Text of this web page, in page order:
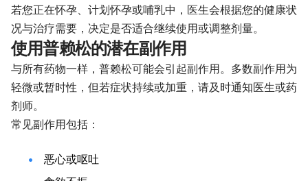
若您正在怀孕、计划怀孕或哺乳中，医生会根据您的健康状
况与治疗需要，决定是否适合继续使用或调整剂量。
使用普赖松的潜在副作用
与所有药物一样，普赖松可能会引起副作用。多数副作用为
轻微或暂时性，但若症状持续或加重，请及时通知医生或药
剂师。
常见副作用包括：
恶心或呕吐